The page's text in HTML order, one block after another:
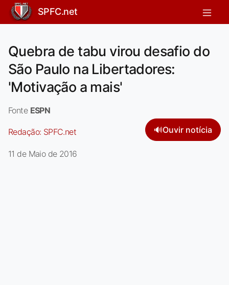
SPFC.net
Quebra de tabu virou desafio do
São Paulo na Libertadores:
'Motivação a mais'
Fonte ESPN
Redação: SPFC.net 🔊Ouvir notícia
11 de Maio de 2016